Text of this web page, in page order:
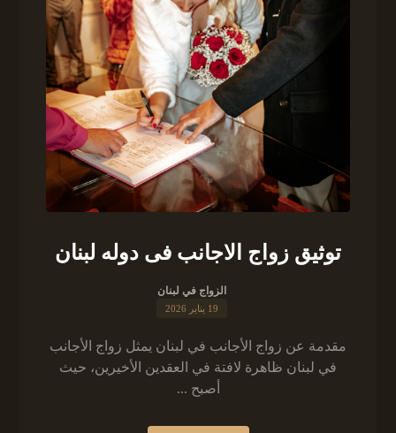
توثيق زواج الاجانب فى دوله لبنان
الزواج في لبنان
19 يناير 2026
مقدمة عن زواج الأجانب في لبنان يمثل زواج الأجانب
في لبنان ظاهرة لافتة في العقدين الأخيرين، حيث
أصبح ...